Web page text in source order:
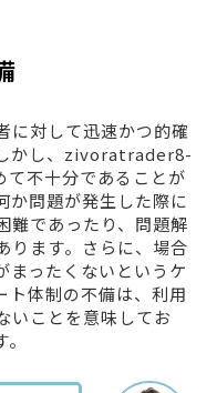
に対して迅速かつ的確
かし、zivoratrader8-
不十分であることが
か問題が発生した際に
難であったり、問題解
ります。さらに、場合
まったくないというケ
ト体制の不備は、利用
いことを意味してお